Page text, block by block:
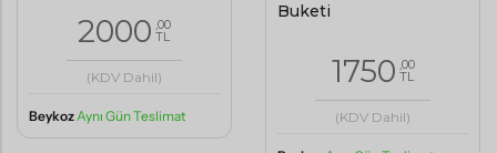
2000 ,00
TL
(KDV Dahil)
BeykozAynı Gün Teslimat
Buketi
1750 ,00
TL
(KDV Dahil)